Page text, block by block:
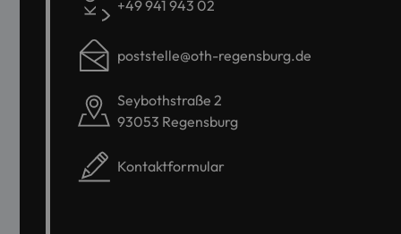
+49 941 943 02
poststelle@oth-regensburg.de
Seybothstraße 2
93053 Regensburg
Kontaktformular